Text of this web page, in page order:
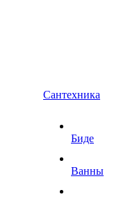
Сантехника
Биде
Ванны